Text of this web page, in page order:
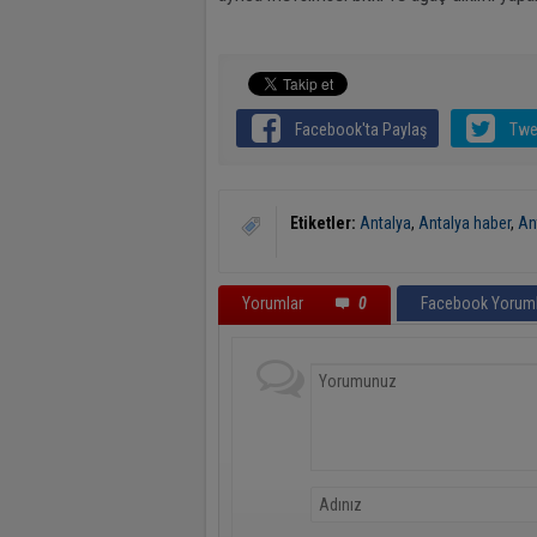
Facebook'ta Paylaş
Etiketler: Antalya, Antalya haber,
Yorumlar 0 Facebook